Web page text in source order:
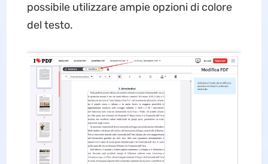
possibile utilizzare ampie opzioni di colore
del testo.